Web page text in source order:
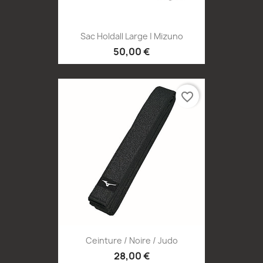
Sac Holdall Large | Mizuno
50,00 €
Ceinture / Noire / Judo
28,00 €
favorite_border